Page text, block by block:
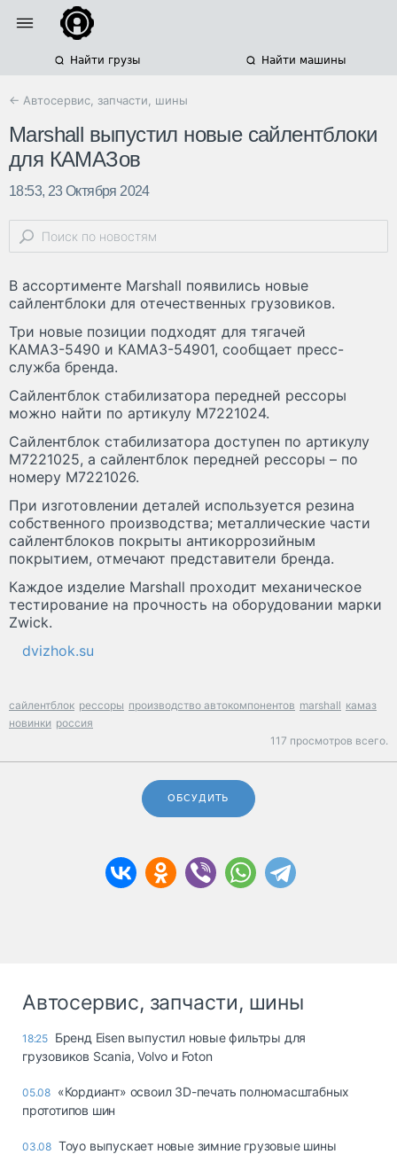
Найти грузы Найти машины
← Автосервис, запчасти, шины
Marshall выпустил новые сайлентблоки
для КАМАЗов
18:53, 23 Октября 2024
В ассортименте Marshall появились новые
сайлентблоки для отечественных грузовиков.
Три новые позиции подходят для тягачей
КАМАЗ-5490 и КАМАЗ-54901, сообщает пресс-
служба бренда.
Сайлентблок стабилизатора передней рессоры
можно найти по артикулу M7221024.
Сайлентблок стабилизатора доступен по артикулу
M7221025, а сайлентблок передней рессоры – по
номеру M7221026.
При изготовлении деталей используется резина
собственного производства; металлические части
сайлентблоков покрыты антикоррозийным
покрытием, отмечают представители бренда.
Каждое изделие Marshall проходит механическое
тестирование на прочность на оборудовании марки
Zwick.
dvizhok.su
сайлентблок рессоры производство автокомпонентов marshall камаз
новинки россия
117 просмотров всего.
ОБСУДИТЬ
Автосервис, запчасти, шины
18:25 Бренд Eisen выпустил новые фильтры для
грузовиков Scania, Volvo и Foton
05.08 «Кордиант» освоил 3D-печать полномасштабных
прототипов шин
03.08 Toyo выпускает новые зимние грузовые шины